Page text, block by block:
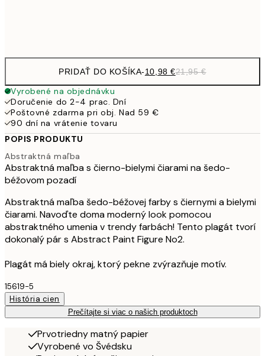
PRIDAŤ DO KOŠÍKA-10,98 €21,95 €
Vyrobené na objednávku
Doručenie do 2-4 prac. Dní
Poštovné zdarma pri obj. Nad 59 €
90 dní na vrátenie tovaru
POPIS PRODUKTU
Abstraktná maľba
Abstraktná maľba s čierno-bielymi čiarami na šedo-
béžovom pozadí
Abstraktná maľba šedo-béžovej farby s čiernymi a bielymi
čiarami. Navoďte doma moderný look pomocou
abstraktného umenia v trendy farbách! Tento plagát tvorí
dokonalý pár s Abstract Paint Figure No2.
Plagát má biely okraj, ktorý pekne zvýrazňuje motív.
15619-5
História cien
Prečítajte si viac o našich produktoch
Prvotriedny matný papier
Vyrobené vo Švédsku